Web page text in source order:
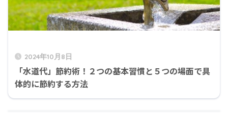
2024年10月8日
「水道代」節約術！２つの基本習慣と５つの場面で具
体的に節約する方法